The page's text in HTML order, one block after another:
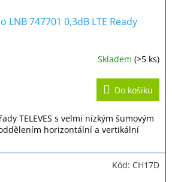
LNB 747701 0,3dB LTE Ready
Skladem (>5 ks)
Do košíku
TELEVES s velmi nízkým šumovým
horizontální a vertikální
Kód: CH17D